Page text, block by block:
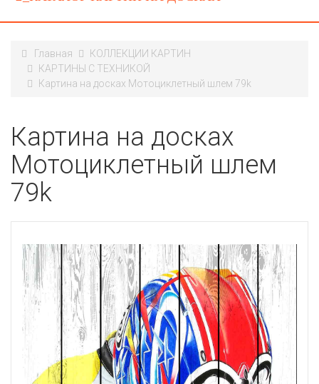
Главная
КОЛЛЕКЦИИ КАРТИН
КАРТИНЫ C ТЕХНИКОЙ
Картина на досках Мотоциклетный шлем 79k
Картина на досках
Мотоциклетный шлем
79k